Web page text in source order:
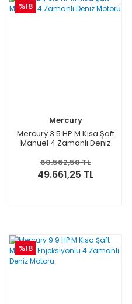
%18
Mercury
Mercury 3.5 HP M Kısa Şaft
Manuel 4 Zamanlı Deniz
60.562,50 TL
49.661,25 TL
%18